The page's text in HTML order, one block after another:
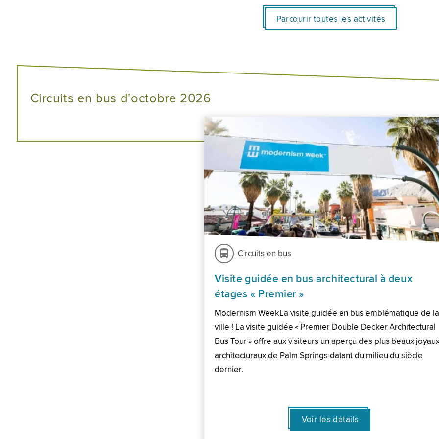
Parcourir toutes les activités
Circuits en bus d'octobre 2026
Circuits en bus
Visite guidée en bus architectural à deux
étages « Premier »
Modernism WeekLa visite guidée en bus emblématique de la
ville ! La visite guidée « Premier Double Decker Architectural
Bus Tour » offre aux visiteurs un aperçu des plus beaux
architecturaux de Palm Springs datant du milieu du siècle
dernier.
Voir les détails